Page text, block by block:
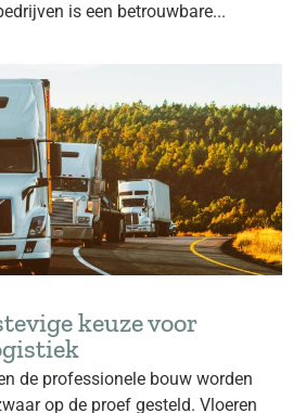
is een betrouwbare...
keuze voor
de professionele bouw worden
op de proef gesteld. Vloeren